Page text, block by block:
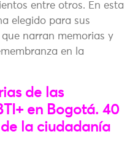
entre otros. En esta
elegido para sus
narran memorias y
en la
de las
en Bogotá. 40
la ciudadanía